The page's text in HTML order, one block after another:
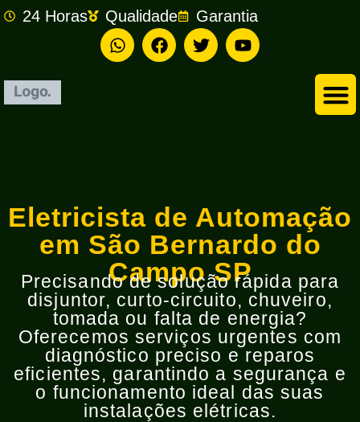
24 Horas Qualidade Garantia
Eletricista de Automação
em São Bernardo do
Campo SP
Precisando de solução rápida para
disjuntor, curto-circuito, chuveiro,
tomada ou falta de energia?
Oferecemos serviços urgentes com
diagnóstico preciso e reparos
eficientes, garantindo a segurança e
o funcionamento ideal das suas
instalações elétricas.